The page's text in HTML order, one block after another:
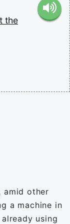
the
amid other
a machine in
using